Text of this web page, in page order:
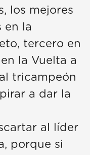
los mejores
en la
tercero en
la Vuelta a
tricampeón
a dar la
al líder
porque si